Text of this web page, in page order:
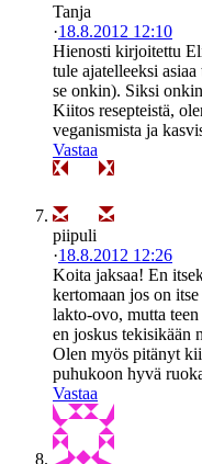
Tanja
·18.8.2012 12:10
Hienosti kirjoitettu
tule ajatelleeksi
se onkin). Siksi
Kiitos resepteistä,
veganismista ja
Vastaa
piipuli
·18.8.2012 12:26
Koita jaksaa! En
kertomaan jos on
lakto-ovo, mutta
en joskus tekisikään
Olen myös pitänyt
puhukoon hyvä
Vastaa